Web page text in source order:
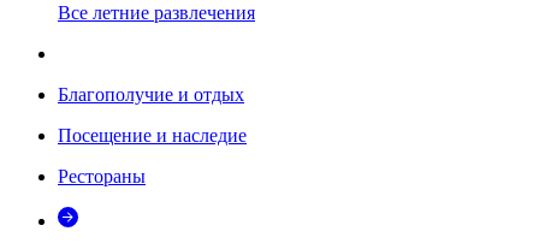
Все летние развлечения
Благополучие и отдых
Посещение и наследие
Рестораны